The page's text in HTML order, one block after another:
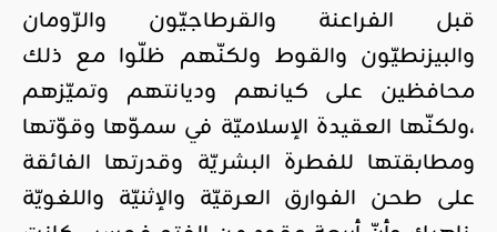
قبل الفراعنة والقرطاجيّون والرّومان
والبيزنطيّون والقوط ولكنّهم ظلّوا مع ذلك
محافظين على كيانهم وديانتهم وتميّزهم
،ولكنّها العقيدة الإسلاميّة في سموّها وقوّتها
ومطابقتها للفطرة البشريّة وقدرتها الفائقة
على طحن الفوارق العرقيّة والإثنيّة واللغويّة